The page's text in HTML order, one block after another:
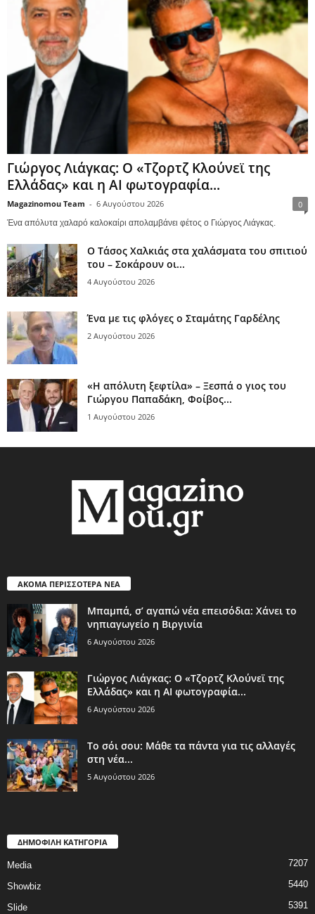
Γιώργος Λιάγκας: Ο «Τζορτζ Κλούνεϊ της
Ελλάδας» και η AI φωτογραφία...
Magazinomou Team - 6 Αυγούστου 2026 0
Ένα απόλυτα χαλαρό καλοκαίρι απολαμβάνει φέτος ο Γιώργος Λιάγκας.
Ο Τάσος Χαλκιάς στα χαλάσματα του σπιτιού
του – Σοκάρουν οι...
4 Αυγούστου 2026
Ένα με τις φλόγες ο Σταμάτης Γαρδέλης
2 Αυγούστου 2026
«Η απόλυτη ξεφτίλα» – Ξεσπά ο γιος του
Γιώργου Παπαδάκη, Φοίβος...
1 Αυγούστου 2026
ΑΚΟΜΑ ΠΕΡΙΣΣΟΤΕΡΑ ΝΕΑ
Μπαμπά, σ’ αγαπώ νέα επεισόδια: Χάνει το
νηπιαγωγείο η Βιργινία
6 Αυγούστου 2026
Γιώργος Λιάγκας: Ο «Τζορτζ Κλούνεϊ της
Ελλάδας» και η AI φωτογραφία...
6 Αυγούστου 2026
Το σόι σου: Μάθε τα πάντα για τις αλλαγές
στη νέα...
5 Αυγούστου 2026
ΔΗΜΟΦΙΛΗ ΚΑΤΗΓΟΡΙΑ
Media 7207
Showbiz 5440
Slide 5391